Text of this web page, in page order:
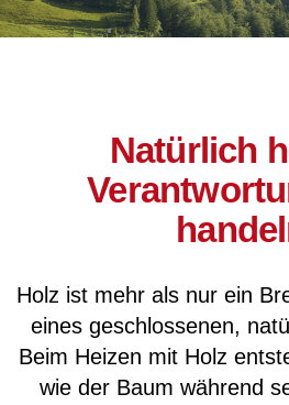
Natürlich
Holz ist mehr als nur ein
eines geschlossenen,
Beim Heizen mit Holz
wie der Baum während